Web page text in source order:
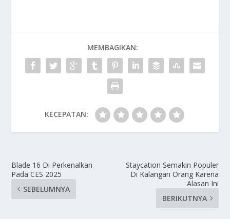
MEMBAGIKAN:
KECEPATAN:
Blade 16 Di Perkenalkan
Pada CES 2025
SEBELUMNYA
Staycation Semakin Populer
Di Kalangan Orang Karena
Alasan Ini
BERIKUTNYA